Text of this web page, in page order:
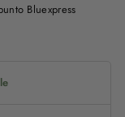
Bluexpress